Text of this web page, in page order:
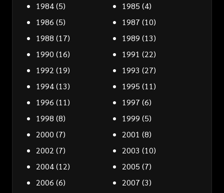
1984(5) 1985 (4)
1986 (5) 1987 (10)
1988 (17) 1989 (13)
1990 (16) 1991 (22)
1992 (19) 1993 (27)
1994(13) 1995 (11)
1996 (11) 1997 (6)
1998 (8) 1999 (5)
2000 (7) 2001 (8)
2002 (7) 2003 (10)
2004(12) 2005 (7)
2006 (6) 2007 (3)